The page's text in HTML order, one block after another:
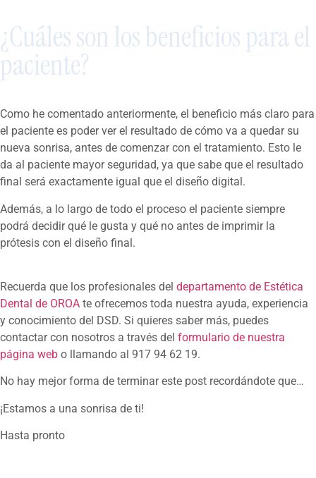
¿Cuáles son los beneficios para el
paciente?
Como he comentado anteriormente, el beneficio más claro para
el paciente es poder ver el resultado de cómo va a quedar su
nueva sonrisa, antes de comenzar con el tratamiento. Esto le
da al paciente mayor seguridad, ya que sabe que el resultado
final será exactamente igual que el diseño digital.
Además, a lo largo de todo el proceso el paciente siempre
podrá decidir qué le gusta y qué no antes de imprimir la
prótesis con el diseño final.
Recuerda que los profesionales del departamento de Estética
Dental de OROA te ofrecemos toda nuestra ayuda, experiencia
y conocimiento del DSD. Si quieres saber más, puedes
contactar con nosotros a través del formulario de nuestra
página web o llamando al 917 94 62 19.
No hay mejor forma de terminar este post recordándote que…
¡Estamos a una sonrisa de ti!
Hasta pronto